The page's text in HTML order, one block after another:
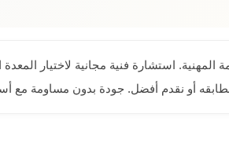
المهنية. استشارة فنية مجانية لاختيار
أو نقدم أفضل. جودة بدون مساومة مع